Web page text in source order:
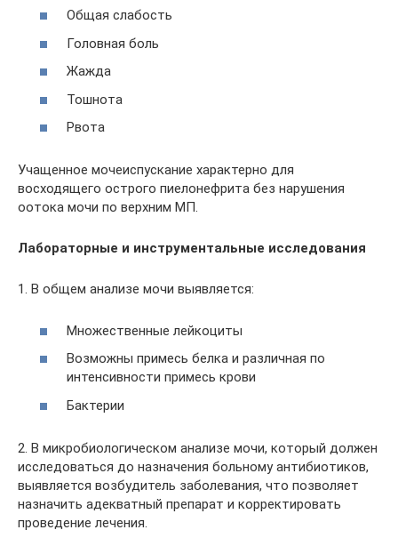
Общая слабость
Головная боль
Жажда
Тошнота
Рвота
Учащенное мочеиспускание характерно для
восходящего острого пиелонефрита без нарушения
оотока мочи по верхним МП.
Лабораторные и инструментальные исследования
1. В общем анализе мочи выявляется:
Множественные лейкоциты
Возможны примесь белка и различная по
интенсивности примесь крови
Бактерии
2. В микробиологическом анализе мочи, который должен
исследоваться до назначения больному антибиотиков,
выявляется возбудитель заболевания, что позволяет
назначить адекватный препарат и корректировать
проведение лечения.